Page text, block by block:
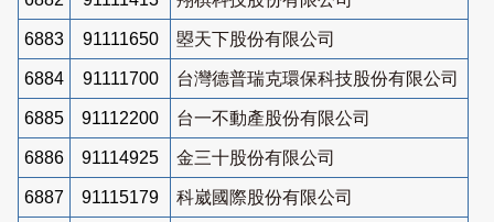
6883 91111650 曌天下股份有限公司
6884 91111700 台灣德普瑞克環保科技股份有限公司
6885 91112200 台一不動產股份有限公司
6886 91114925 金三十股份有限公司
6887 91115179 科崴國際股份有限公司